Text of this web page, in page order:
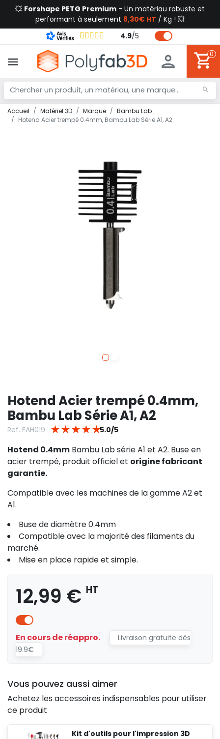
💥 Forshape PETG Premium - Un matériau robuste et
performant à seulement 8,30€ HT / Kg ! 💥
4.9/5
0
Accueil Matériel 3D Marque
Bambu Lab
Hotend Acier trempé 0.4mm, Bambu Lab Série A1, A2
Hotend Acier trempé 0.4mm,
Bambu Lab Série A1, A2
Ref. FAH019 ★ ★ ★ ★ ★5.0/5
Hotend 0.4mm Bambu Lab série A1 et A2. Buse en
acier trempé, produit officiel et origine fabricant
garantie.
Compatible avec les machines de la gamme A2 et
A1.
Buse de diamètre 0.4mm
Compatible avec la majorité des filaments du
marché.
Mise en place rapide et simple.
12,99 € HT
En cours de réappro.
Livraison gratuite dès
19.9€
Vous pouvez aussi aimer
Achetez les accessoires indispensables pour utiliser
ce produit
Kit d'outils pour l'impression 3D